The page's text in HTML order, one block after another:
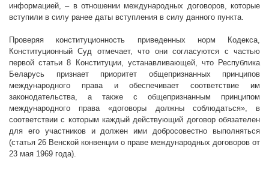
информацией, – в отношении международных договоров, которые
вступили в силу ранее даты вступления в силу данного пункта.
Проверяя конституционность приведенных норм Кодекса,
Конституционный Суд отмечает, что они согласуются с частью
первой статьи 8 Конституции, устанавливающей, что Республика
Беларусь признает приоритет общепризнанных принципов
международного права и обеспечивает соответствие им
законодательства, а также с общепризнанным принципом
международного права «договоры должны соблюдаться», в
соответствии с которым каждый действующий договор обязателен
для его участников и должен ими добросовестно выполняться
(статья 26 Венской конвенции о праве международных договоров от
23 мая 1969 года).